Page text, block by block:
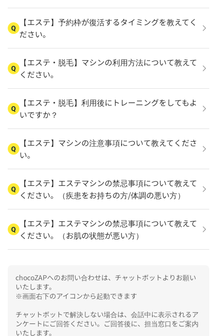
Q
【エステ】予約枠が復活するタイミングを教えてく
ださい。
Q
【エステ・脱毛】マシンの利用方法について教えて
ください。
Q
【エステ・脱毛】利用後にトレーニングをしてもよ
いですか？
Q
【エステ】マシンの注意事項について教えてくださ
い。
Q
【エステ】エステマシンの禁忌事項について教えて
ください。（疾患をお持ちの方/体調の悪い方）
Q
【エステ】エステマシンの禁忌事項について教えて
ください。（お肌の状態が悪い方）
chocoZAPへのお問い合わせは、チャットボットよりお願い
いたします。
※画面右下のアイコンから起動できます
チャットボットで解決しない場合は、会話中に表示されるア
ンケートにご回答ください。ご回答後に、担当窓口をご案内
いたします。